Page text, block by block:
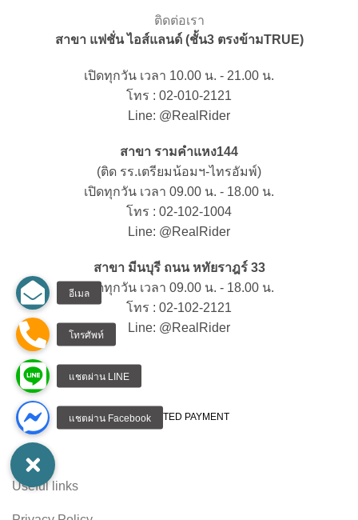
ติดต่อเรา
สาขา แฟชั่น ไอส์แลนด์ (ชั้น3 ตรงข้ามTRUE)
เปิดทุกวัน เวลา 10.00 น. - 21.00 น.
โทร : 02-010-2121
Line: @RealRider
สาขา รามคำแหง144
(ติด รร.เตรียมน้อมฯ-ไทรอัมพ์)
เปิดทุกวัน เวลา 09.00 น. - 18.00 น.
โทร : 02-102-1004
Line: @RealRider
สาขา มีนบุรี ถนน หทัยราฎร์ 33
เปิดทุกวัน เวลา 09.00 น. - 18.00 น.
โทร : 02-102-2121
Line: @RealRider
ACCEPTED PAYMENT
Useful links